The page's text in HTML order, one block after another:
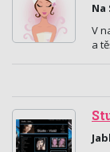
Na
V
a